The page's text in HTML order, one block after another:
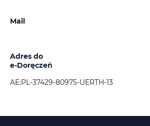
Mail
Adres do
e-Doręczeń
AE:PL-37429-80975-UERTH-13